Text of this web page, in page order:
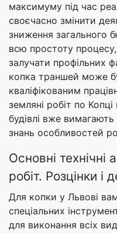
максимуму під час
своєчасно змінити
зниження загального
всю простоту
залучати профільних
копка траншей може
кваліфікованим
земляні робіт по
будівлі вже
знань особливостей
Основні технічні
робіт. Розцінки і
Для копки у Львові
спеціальних
для виконання всіх